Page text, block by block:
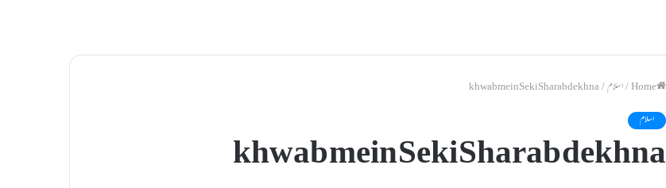
/اسلام/
khwab mein Seki Sharab dekhna
اسلام
khwab mein Seki Sharab dekhna